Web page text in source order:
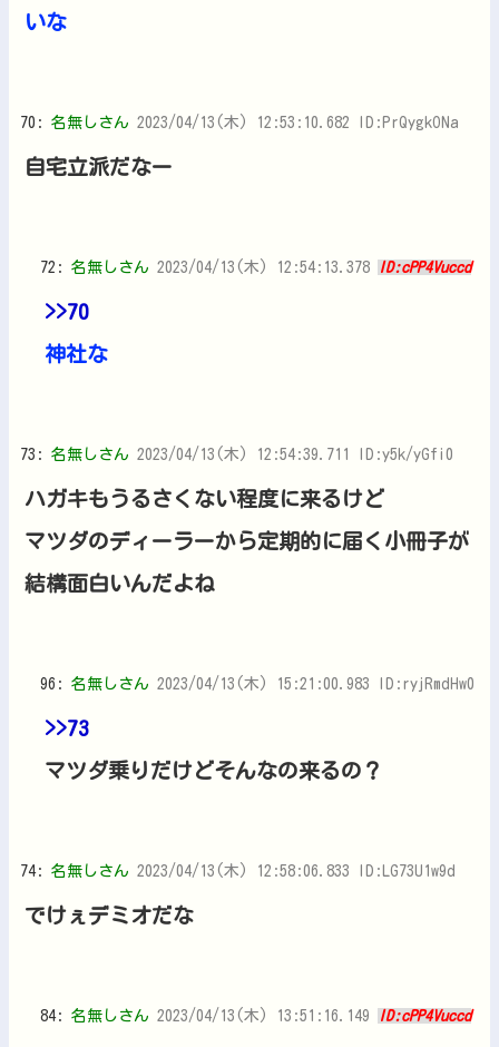
いな
70: 名無しさん 2023/04/13(木) 12:53:10.682 ID:PrQygkONa
自宅立派だなー
72: 名無しさん 2023/04/13(木) 12:54:13.378 ID:cPP4Vuccd
>>70
神社な
73: 名無しさん 2023/04/13(木) 12:54:39.711 ID:y5k/yGfi0
ハガキもうるさくない程度に来るけど
マツダのディーラーから定期的に届く小冊子が
結構面白いんだよね
96: 名無しさん 2023/04/13(木) 15:21:00.983 ID:ryjRmdHw0
>>73
マツダ乗りだけどそんなの来るの？
74: 名無しさん 2023/04/13(木) 12:58:06.833 ID:LG73U1w9d
でけぇデミオだな
84: 名無しさん 2023/04/13(木) 13:51:16.149 ID:cPP4Vuccd